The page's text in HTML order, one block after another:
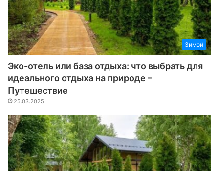
Зимой
Эко-отель или база отдыха: что выбрать для
идеального отдыха на природе –
Путешествие
25.03.2025